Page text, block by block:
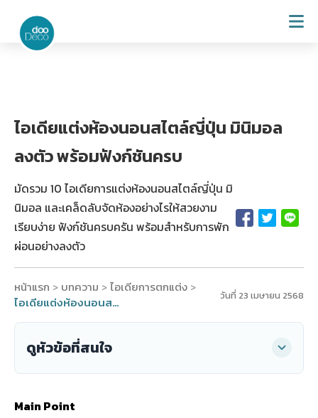
ไอเดียแต่งห้องนอนสไตล์ญี่ปุ่น มินิมอล
ลงตัว พร้อมฟังก์ชันครบ
มัดรวม 10 ไอเดียการแต่งห้องนอนสไตล์ญี่ปุ่น มิ
นิมอล และเคล็ดลับจัดห้องอย่างไรให้สวยงาม
เรียบง่าย ฟังก์ชันครบครัน พร้อมสำหรับการพัก
ผ่อนอย่างลงตัว
หน้าแรก > บทความ >ไอเดียการตกแต่ง >
ไอเดียแต่งห้องนอนสไตล์ญี่ปุ่น มินิมอล ลงตัว พร้อมฟังก์ชันครบ วันที่ 23 เมษายน 2568
ดูหัวข้อที่สนใจ
Main Point